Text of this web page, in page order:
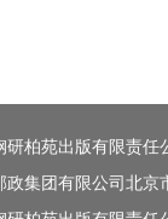
柏苑出版有限责任
政集团有限公司北